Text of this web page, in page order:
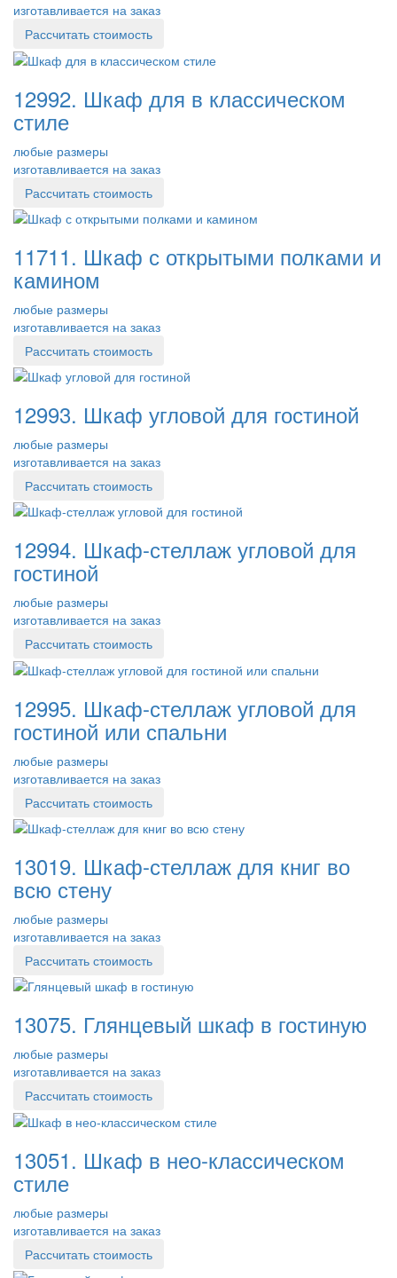
изготавливается на заказ
Рассчитать стоимость
12992. Шкаф для в классическом
стиле
любые размеры
изготавливается на заказ
Рассчитать стоимость
11711. Шкаф с открытыми полками и
камином
любые размеры
изготавливается на заказ
Рассчитать стоимость
12993. Шкаф угловой для гостиной
любые размеры
изготавливается на заказ
Рассчитать стоимость
12994. Шкаф-стеллаж угловой для
гостиной
любые размеры
изготавливается на заказ
Рассчитать стоимость
12995. Шкаф-стеллаж угловой для
гостиной или спальни
любые размеры
изготавливается на заказ
Рассчитать стоимость
13019. Шкаф-стеллаж для книг во
всю стену
любые размеры
изготавливается на заказ
Рассчитать стоимость
13075. Глянцевый шкаф в гостиную
любые размеры
изготавливается на заказ
Рассчитать стоимость
13051. Шкаф в нео-классическом
стиле
любые размеры
изготавливается на заказ
Рассчитать стоимость